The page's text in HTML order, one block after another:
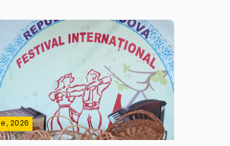
, 2026